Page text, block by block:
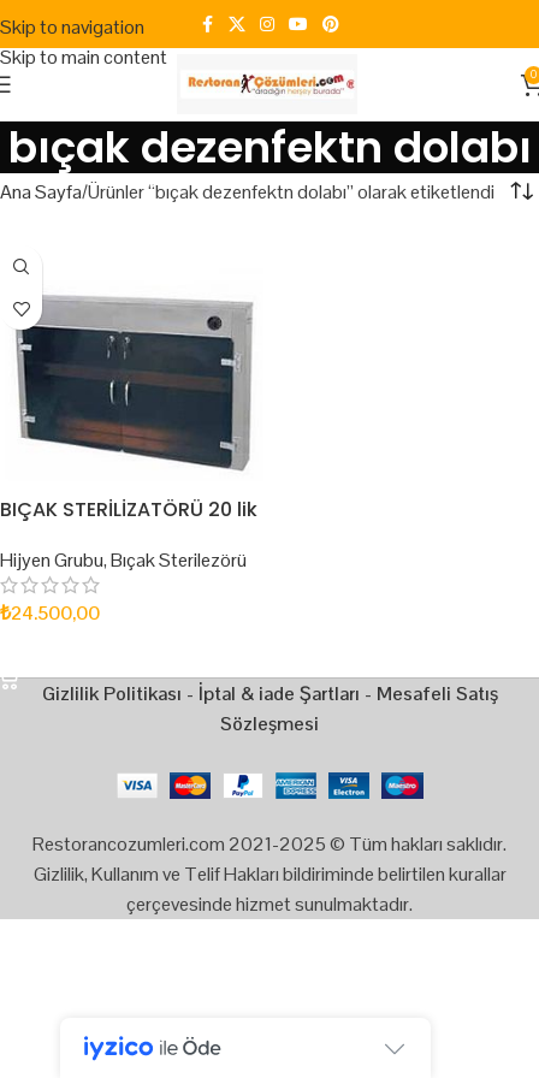
Skip to navigation
Skip to main content
0
bıçak dezenfektn dolabı
Ana Sayfa Ürünler “bıçak dezenfektn dolabı” olarak etiketlendi
BIÇAK STERİLİZATÖRÜ 20 lik
Hijyen Grubu,Bıçak Sterilezörü
₺24.500,00
Gizlilik Politikası - İptal & iade Şartları - Mesafeli Satış
Sözleşmesi
Restorancozumleri.com 2021-2025 © Tüm hakları saklıdır.
Gizlilik, Kullanım ve Telif Hakları bildiriminde belirtilen kurallar
çerçevesinde hizmet sunulmaktadır.